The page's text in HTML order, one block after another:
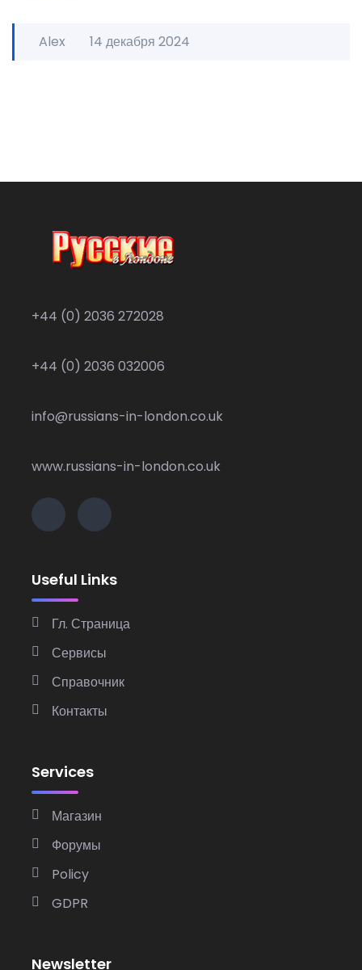
Alex 14 декабря 2024
+44 (0) 2036 272028
+44 (0) 2036 032006
info@russians-in-london.co.uk
www.russians-in-london.co.uk
Useful Links
Гл. Страница
Сервисы
Справочник
Контакты
Services
Магазин
Форумы
Policy
GDPR
Newsletter